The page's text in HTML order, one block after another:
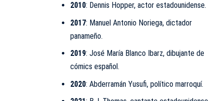
2010: Dennis Hopper, actor estadounidense.
2017: Manuel Antonio Noriega, dictador
panameño.
2019: José María Blanco Ibarz, dibujante de
cómics español.
2020: Abderramán Yusufi, político marroquí.